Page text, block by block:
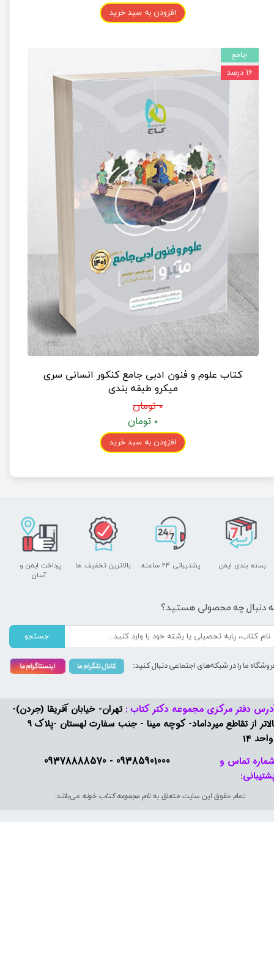
افزودن به سبد خرید
کتاب علوم و فنون ادبی جامع کنکور انسانی سری
میکرو طبقه بندی
۰ تومان
۰ تومان
افزودن به سبد خرید
جامع
۱۶ درصد
09385901000 - 09378888570​​​​​​​
دفتر مرکزی مجموعه دکتر کتاب : تهران- خیابان آفریقا (جردن)-
بالاتر از تقاطع میرداماد- کوچه مینا - جنب سفارت لهستان -پلاک 9
14
تمام حقوق این سایت متعلق بهنام مجموعه کتاب خونه می‌باشد.
تماس و
پشتیبانی ۲۴ ساعته
پرداخت ایمن و ​​​​​​​
آسان
بسته بندی ایمن بالاترین تخفیف ها
دنبال چه محصولی هستید؟
جستجو
ما را در شبکه‌های اجتماعی دنبال کنید: